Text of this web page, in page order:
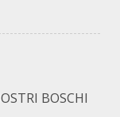
BOSCHI